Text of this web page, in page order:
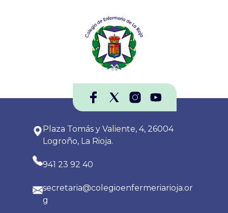
Plaza Tomás y Valiente, 4, 26004
Logroño, La Rioja.
941 23 92 40
secretaria@colegioenfermeriarioja.or
g